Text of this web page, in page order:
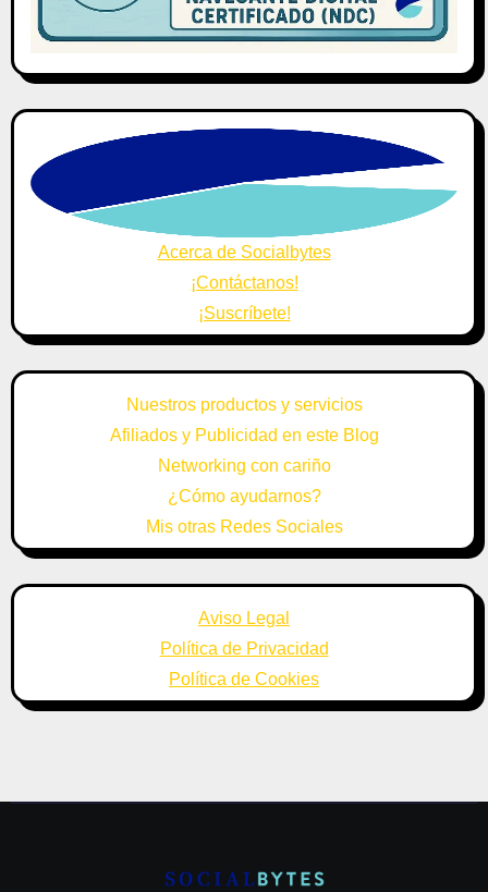
Acerca de Socialbytes
¡Contáctanos!
¡Suscríbete!
Nuestros productos y servicios
Afiliados y Publicidad en este Blog
Networking con cariño
¿Cómo ayudarnos?
Mis otras Redes Sociales
Aviso Legal
Política de Privacidad
Política de Cookies